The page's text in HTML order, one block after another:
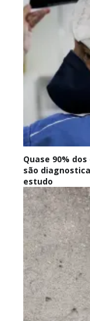
Quase 90%
são
estudo